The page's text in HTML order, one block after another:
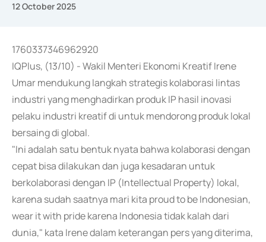
12 October 2025
1760337346962920
IQPlus, (13/10) - Wakil Menteri Ekonomi Kreatif Irene
Umar mendukung langkah strategis kolaborasi lintas
industri yang menghadirkan produk IP hasil inovasi
pelaku industri kreatif di untuk mendorong produk lokal
bersaing di global.
"Ini adalah satu bentuk nyata bahwa kolaborasi dengan
cepat bisa dilakukan dan juga kesadaran untuk
berkolaborasi dengan IP (Intellectual Property) lokal,
karena sudah saatnya mari kita proud to be Indonesian,
wear it with pride karena Indonesia tidak kalah dari
dunia," kata Irene dalam keterangan pers yang diterima,